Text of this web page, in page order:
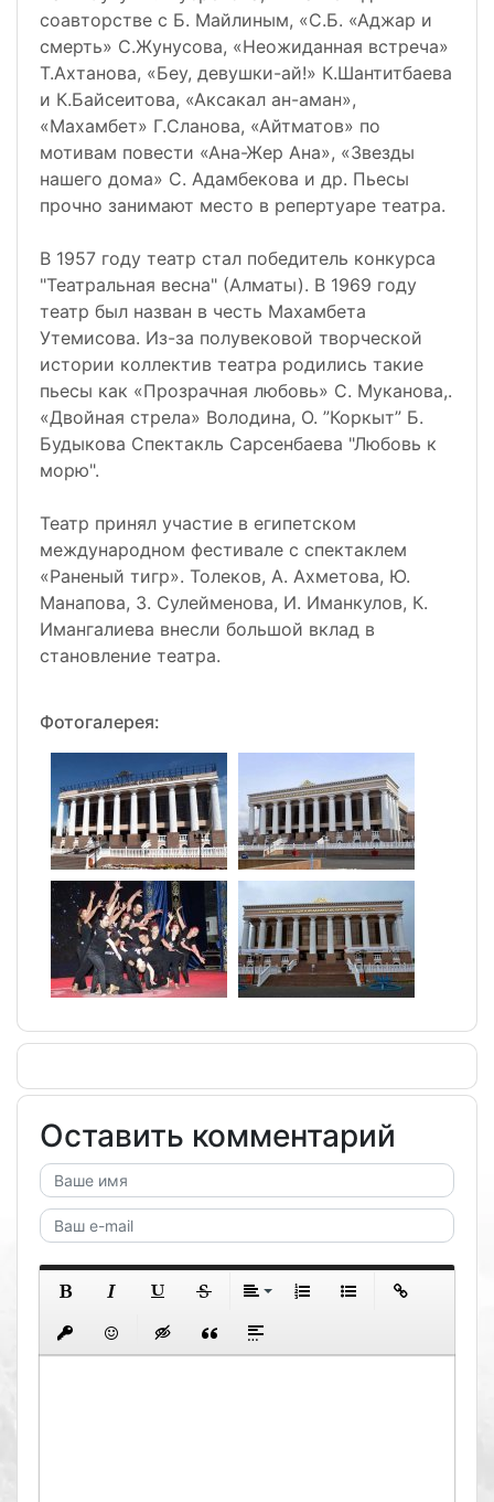
соавторстве с Б. Майлиным, «С.Б. «Аджар и
смерть» С.Жунусова, «Неожиданная встреча»
Т.Ахтанова, «Беу, девушки-ай!» К.Шантитбаева
и К.Байсеитова, «Аксакал ан-аман»,
«Махамбет» Г.Сланова, «Айтматов» по
мотивам повести «Ана-Жер Ана», «Звезды
нашего дома» С. Адамбекова и др. Пьесы
прочно занимают место в репертуаре театра.
В 1957 году театр стал победитель конкурса
"Театральная весна" (Алматы). В 1969 году
театр был назван в честь Махамбета
Утемисова. Из-за полувековой творческой
истории коллектив театра родились такие
пьесы как «Прозрачная любовь» С. Муканова,.
«Двойная стрела» Володина, О. ”Коркыт” Б.
Будыкова Спектакль Сарсенбаева "Любовь к
морю".
Театр принял участие в египетском
международном фестивале с спектаклем
«Раненый тигр». Толеков, А. Ахметова, Ю.
Манапова, З. Сулейменова, И. Иманкулов, К.
Имангалиева внесли большой вклад в
становление театра.
Фотогалерея:
Оставить комментарий